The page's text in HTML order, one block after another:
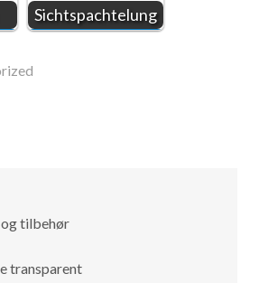
Sichtspachtelung
tilbehør
transparent